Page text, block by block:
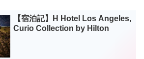
【宿泊記】H Hotel Los Angeles,
Curio Collection by Hilton